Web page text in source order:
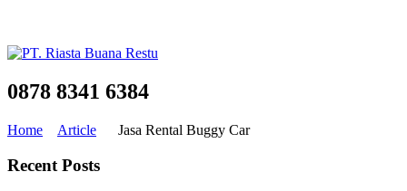
0878 8341 6384
Home Article Jasa Rental Buggy Car
Recent Posts